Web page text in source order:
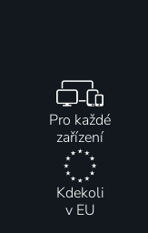
Pro každé
zařízení
Kdekoli
v EU